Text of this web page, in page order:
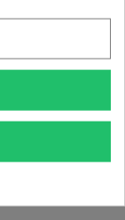
avant 11h